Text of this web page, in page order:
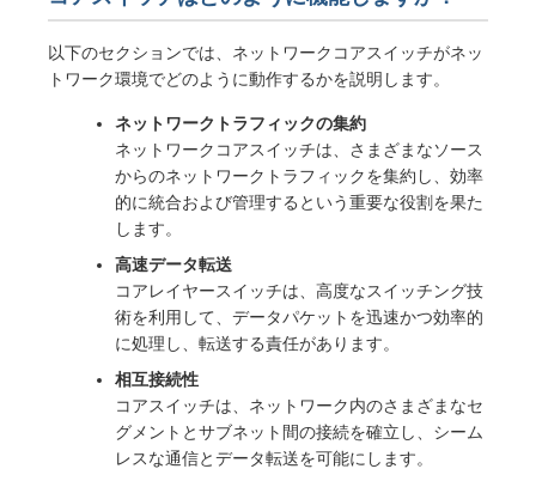
以下のセクションでは、ネットワークコアスイッチがネッ
トワーク環境でどのように動作するかを説明します。
ネットワークトラフィックの集約
ネットワークコアスイッチは、さまざまなソース
からのネットワークトラフィックを集約し、効率
的に統合および管理するという重要な役割を果た
します。
高速データ転送
コアレイヤースイッチは、高度なスイッチング技
術を利用して、データパケットを迅速かつ効率的
に処理し、転送する責任があります。
相互接続性
コアスイッチは、ネットワーク内のさまざまなセ
グメントとサブネット間の接続を確立し、シーム
レスな通信とデータ転送を可能にします。